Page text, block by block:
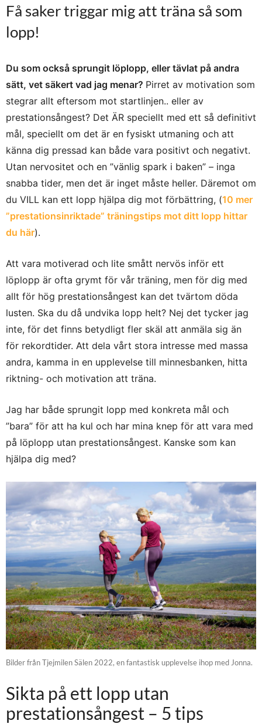
Få saker triggar mig att träna så som
lopp!
Du som också sprungit löplopp, eller tävlat på andra
sätt, vet säkert vad jag menar? Pirret av motivation som
stegrar allt eftersom mot startlinjen.. eller av
prestationsångest? Det ÄR speciellt med ett så definitivt
mål, speciellt om det är en fysiskt utmaning och att
känna dig pressad kan både vara positivt och negativt.
Utan nervositet och en ”vänlig spark i baken” – inga
snabba tider, men det är inget måste heller. Däremot om
du VILL kan ett lopp hjälpa dig mot förbättring, (10 mer
”prestationsinriktade” träningstips mot ditt lopp hittar
du här).
Att vara motiverad och lite smått nervös inför ett
löplopp är ofta grymt för vår träning, men för dig med
allt för hög prestationsångest kan det tvärtom döda
lusten. Ska du då undvika lopp helt? Nej det tycker jag
inte, för det finns betydligt fler skäl att anmäla sig än
för rekordtider. Att dela vårt stora intresse med massa
andra, kamma in en upplevelse till minnesbanken, hitta
riktning- och motivation att träna.
Jag har både sprungit lopp med konkreta mål och
”bara” för att ha kul och har mina knep för att vara med
på löplopp utan prestationsångest. Kanske som kan
hjälpa dig med?
Bilder från Tjejmilen Sälen 2022, en fantastisk upplevelse ihop med Jonna.
Sikta på ett lopp utan
prestationsångest – 5 tips